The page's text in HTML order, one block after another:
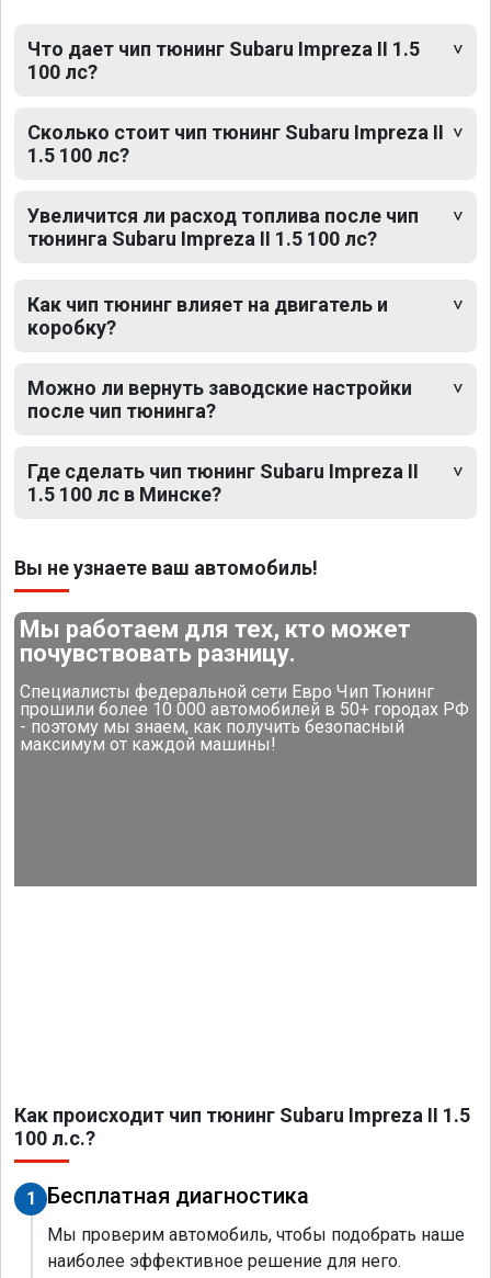
Что дает чип тюнинг Subaru Impreza II 1.5
100 лс?
Сколько стоит чип тюнинг Subaru Impreza II
1.5 100 лс?
Увеличится ли расход топлива после чип
тюнинга Subaru Impreza II 1.5 100 лс?
Как чип тюнинг влияет на двигатель и
коробку?
Можно ли вернуть заводские настройки
после чип тюнинга?
Где сделать чип тюнинг Subaru Impreza II
1.5 100 лс в Минске?
Вы не узнаете ваш автомобиль!
Мы работаем для тех, кто может
почувствовать разницу.
Специалисты федеральной сети Евро Чип Тюнинг
прошили более 10 000 автомобилей в 50+ городах РФ
- поэтому мы знаем, как получить безопасный
максимум от каждой машины!
Как происходит чип тюнинг Subaru Impreza II 1.5
100 л.с.?
1 Бесплатная диагностика
Мы проверим автомобиль, чтобы подобрать наше
наиболее эффективное решение для него.